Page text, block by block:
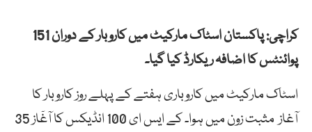
کراچی: پاکستان اسٹاک مارکیٹ میں کاروبار کے دوران 151
پوائنٹس کا اضافہ ریکارڈ کیا گیا۔
اسٹاک مارکیٹ میں کاروباری ہفتے کے پہلے روز کاروبار کا
آغاز مثبت زون میں ہوا۔ کے ایس ای 100 انڈیکس کا آغٓاز 35